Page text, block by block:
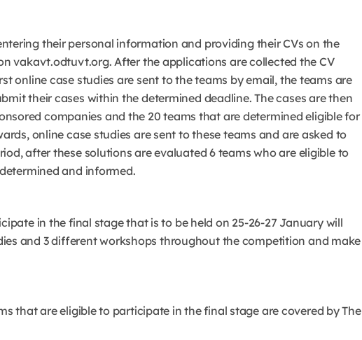
their personal information and providing their CVs on the
vakavt.odtuvt.org. After the applications are collected the CV
online case studies are sent to the teams by email, the teams are
their cases within the determined deadline. The cases are then
companies and the 20 teams that are determined eligible for
online case studies are sent to these teams and are asked to
after these solutions are evaluated 6 teams who are eligible to
and informed.
in the final stage that is to be held on 25-26-27 January will
and 3 different workshops throughout the competition and make
that are eligible to participate in the final stage are covered by The